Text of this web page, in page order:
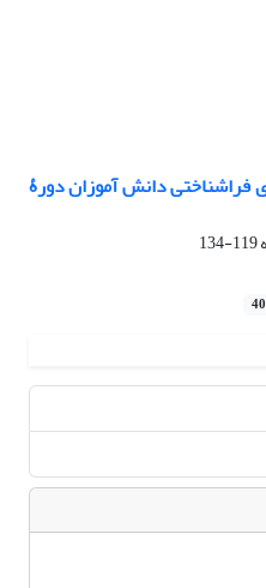
فراشناختی دانش آموزان دورۀ
119-134